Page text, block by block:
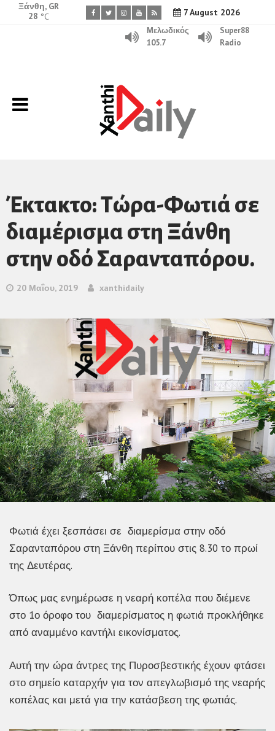
7 August 2026
Ξάνθη, GR
28 °C
Μελωδικός
105.7
Super88
Radio
Έκτακτο: Τώρα-Φωτιά σε
διαμέρισμα στη Ξάνθη
στην οδό Σαρανταπόρου.
20 Μαΐου, 2019 xanthidaily
Φωτιά έχει ξεσπάσει σε διαμερίσμα στην οδό
Σαρανταπόρου στη Ξάνθη περίπου στις 8.30 το πρωί
της Δευτέρας.
Όπως μας ενημέρωσε η νεαρή κοπέλα που διέμενε
στο 1ο όροφο του διαμερίσματος η φωτιά προκλήθηκε
από αναμμένο καντήλι εικονίσματος.
Αυτή την ώρα άντρες της Πυροσβεστικής έχουν φτάσει
στο σημείο καταρχήν για τον απεγλωβισμό της νεαρής
κοπέλας και μετά για την κατάσβεση της φωτιάς.